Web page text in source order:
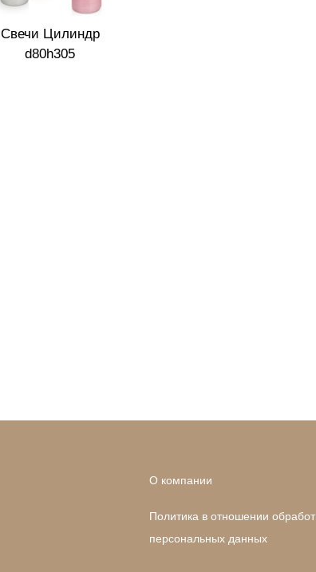
Свечи Цилиндр
d80h305
О компании
Политика в отношении
персональных данных